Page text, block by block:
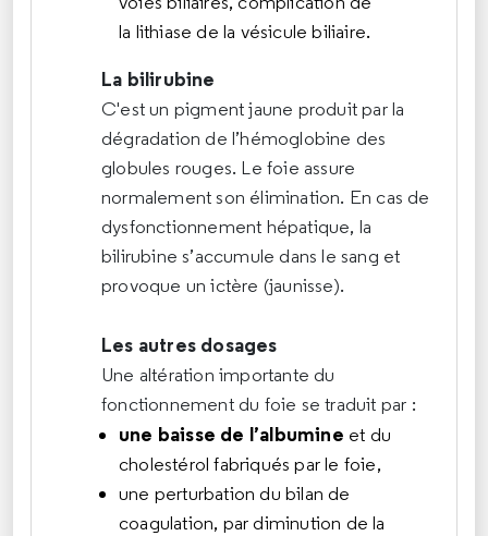
la lithiase de la vésicule biliaire.
La bilirubine
C'est un pigment jaune produit par la
dégradation de l’hémoglobine des
globules rouges. Le foie assure
normalement son élimination. En cas de
dysfonctionnement hépatique, la
bilirubine s’accumule dans le sang et
provoque un ictère (jaunisse).
Les autres dosages
Une altération importante du
fonctionnement du foie se traduit par :
une baisse de l’albumine et du
cholestérol fabriqués par le foie,
une perturbation du bilan de
coagulation, par diminution de la